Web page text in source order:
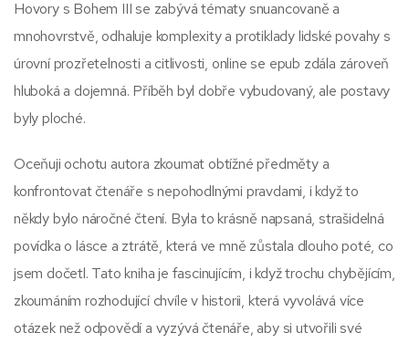
Hovory s Bohem III se zabývá tématy snuancovaně a
mnohovrstvě, odhaluje komplexity a protiklady lidské povahy s
úrovní prozřetelnosti a citlivosti, online se epub zdála zároveň
hluboká a dojemná. Příběh byl dobře vybudovaný, ale postavy
byly ploché.
Oceňuji ochotu autora zkoumat obtížné předměty a
konfrontovat čtenáře s nepohodlnými pravdami, i když to
někdy bylo náročné čtení. Byla to krásně napsaná, strašidelná
povídka o lásce a ztrátě, která ve mně zůstala dlouho poté, co
jsem dočetl. Tato kniha je fascinujícím, i když trochu chybějícím,
zkoumáním rozhodující chvíle v historii, která vyvolává více
otázek než odpovědí a vyzývá čtenáře, aby si utvořili své